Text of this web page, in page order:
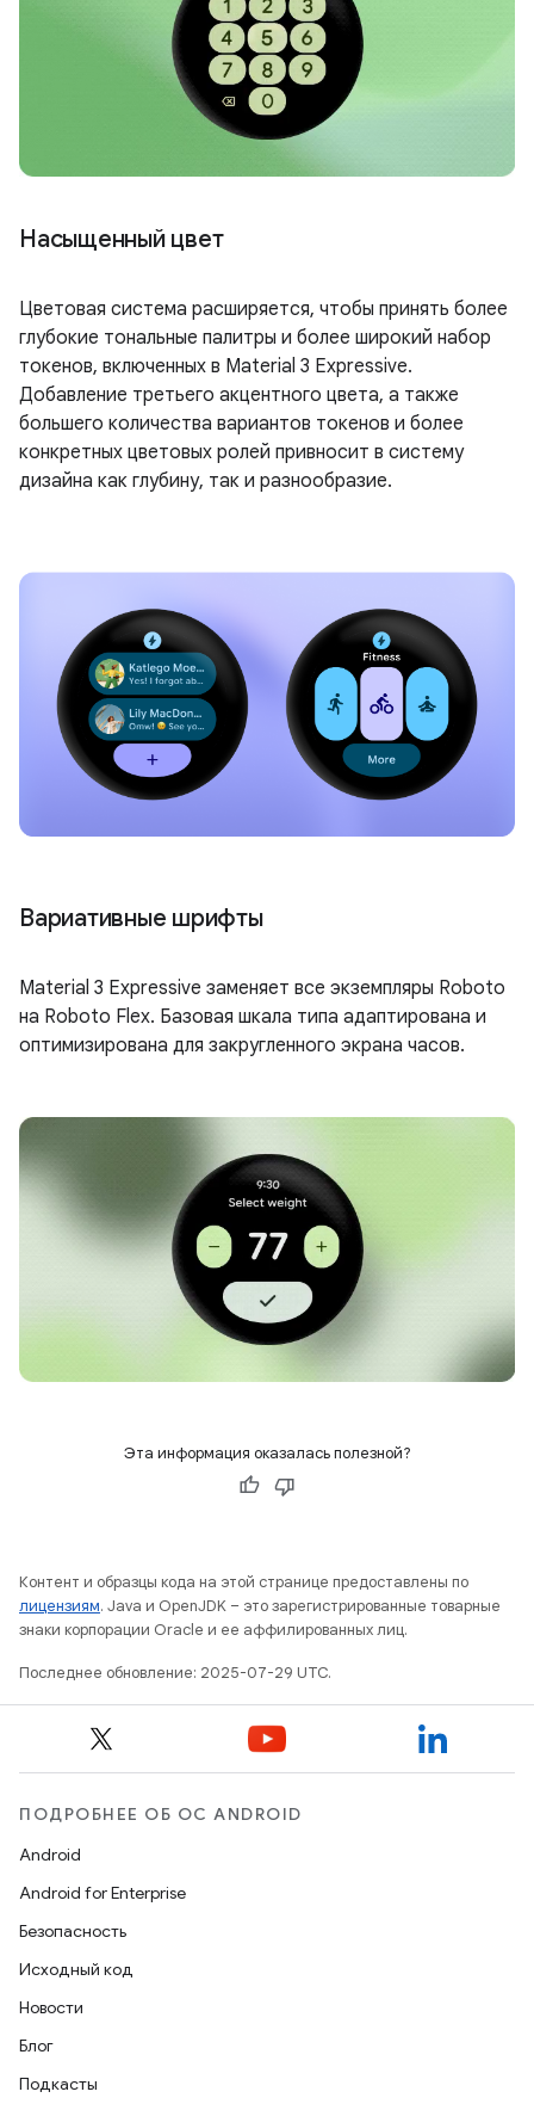
Насыщенный цвет
Цветовая система расширяется, чтобы принять более
глубокие тональные палитры и более широкий набор
токенов, включенных в Material 3 Expressive.
Добавление третьего акцентного цвета, а также
большего количества вариантов токенов и более
конкретных цветовых ролей привносит в систему
дизайна как глубину, так и разнообразие.
Вариативные шрифты
Material 3 Expressive заменяет все экземпляры Roboto
на Roboto Flex. Базовая шкала типа адаптирована и
оптимизирована для закругленного экрана часов.
Эта информация оказалась полезной?
Контент и образцы кода на этой странице предоставлены по
лицензиям. Java и OpenJDK – это зарегистрированные товарные
знаки корпорации Oracle и ее аффилированных лиц.
Последнее обновление: 2025-07-29 UTC.
ПОДРОБНЕЕ ОБ ОС ANDROID
Android
Android for Enterprise
Безопасность
Исходный код
Новости
Блог
Подкасты